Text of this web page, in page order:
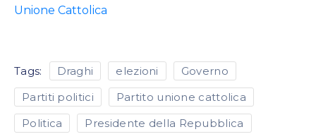
Unione Cattolica
Tags: Draghi elezioni
Governo
Partiti politici
Partito unione cattolica
Politica
Presidente della Repubblica